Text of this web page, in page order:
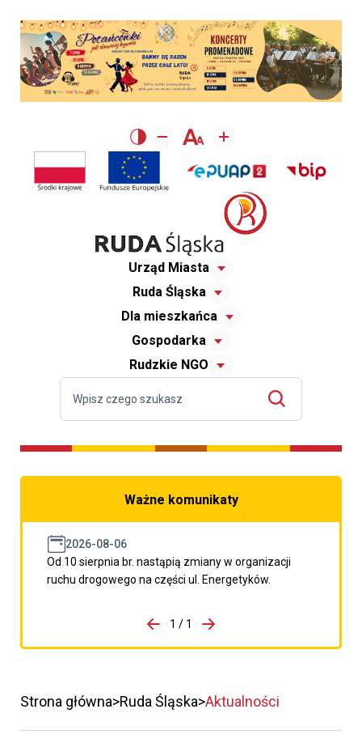
Urząd Miasta
Ruda Śląska
Dla mieszkańca
Gospodarka
Rudzkie NGO
Ważne komunikaty
2026-08-06
Od 10 sierpnia br. nastąpią zmiany w organizacji
ruchu drogowego na części ul. Energetyków.
porzpedniego komunikatu
1 / 1
Przejdź do następnego
Strona główna Ruda Śląska Aktualności